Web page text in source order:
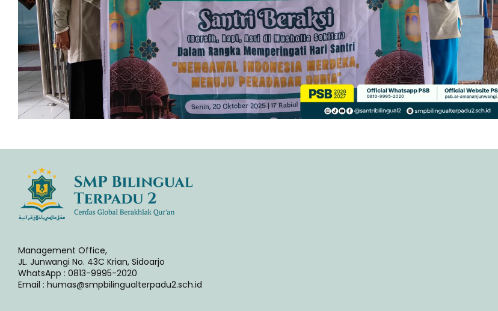
Management Office,
JL. Junwangi No. 43C Krian, Sidoarjo
WhatsApp : 0813-9995-2020
Email : humas@smpbilingualterpadu2.sch.id